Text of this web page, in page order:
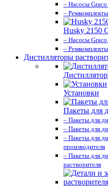
– Насосы
–
Husky 2150
– Насосы
–
Дистилляторы
Установки
Пакеты для
– Пакеты для
– Пакеты для
– Пакеты для
производителя
– Пакеты для
растворителя